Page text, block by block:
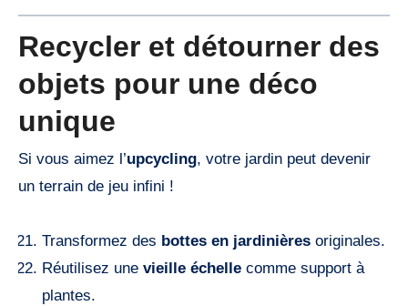
Recycler et détourner des
objets pour une déco
unique
Si vous aimez l’upcycling, votre jardin peut devenir
un terrain de jeu infini !
Transformez des bottes en jardinièresoriginales.
Réutilisez une vieille échellecomme support à
plantes.